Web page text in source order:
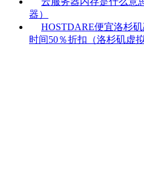
器）
HOSTDARE便宜洛杉
时间50％折扣（洛杉矶虚拟